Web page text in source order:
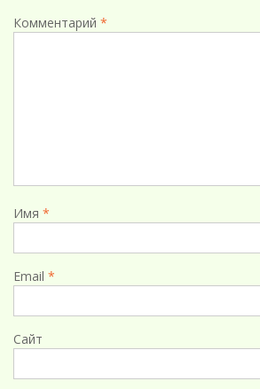
Комментарий *
Имя *
Email *
Сайт